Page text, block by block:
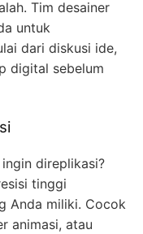
Tim desainer
untuk
dari diskusi ide,
digital sebelum
direplikasi?
tinggi
Anda miliki. Cocok
animasi, atau